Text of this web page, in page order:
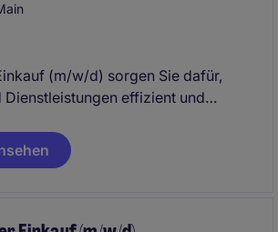
(m/w/d) sorgen Sie dafür,
Dienstleistungen effizient und
zu optimieren und eine
mit Lieferanten